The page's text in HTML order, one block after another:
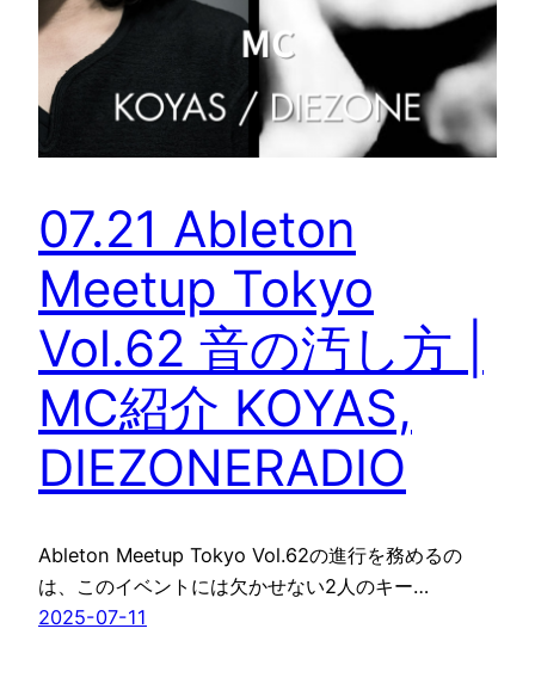
07.21 Ableton
Meetup Tokyo
Vol.62 音の汚し方 |
MC紹介 KOYAS,
DIEZONERADIO
Ableton Meetup Tokyo Vol.62の進行を務めるの
は、このイベントには欠かせない2人のキー…
2025-07-11